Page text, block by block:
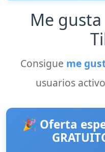
Me
Consigue me
usuarios
🎉 Oferta